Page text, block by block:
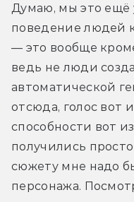
Думаю, мы это ещё
поведение людей
— это вообще
ведь не люди
автоматической
отсюда, голос вот
способности вот
получились
сюжету мне надо
персонажа.